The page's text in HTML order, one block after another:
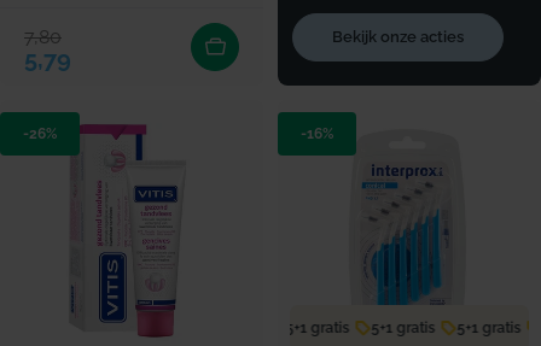
Verkoopprijs
5,79
Normale prijs
7,80 Bekijk onze acties
-26% -16%
5+1 gratis 5+1 gratis 5+1 gratis